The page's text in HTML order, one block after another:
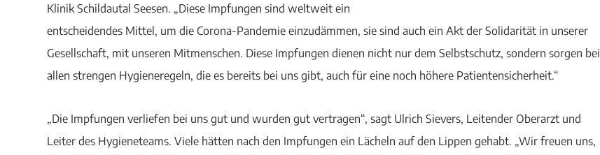
Klinik Schildautal Seesen. „Diese Impfungen sind weltweit ein
entscheidendes Mittel, um die Corona-Pandemie einzudämmen, sie sind auch ein Akt der Solidarität in unserer
Gesellschaft, mit unseren Mitmenschen. Diese Impfungen dienen nicht nur dem Selbstschutz, sondern sorgen bei
allen strengen Hygieneregeln, die es bereits bei uns gibt, auch für eine noch höhere Patientensicherheit.“
„Die Impfungen verliefen bei uns gut und wurden gut vertragen“, sagt Ulrich Sievers, Leitender Oberarzt und
Leiter des Hygieneteams. Viele hätten nach den Impfungen ein Lächeln auf den Lippen gehabt. „Wir freuen uns,